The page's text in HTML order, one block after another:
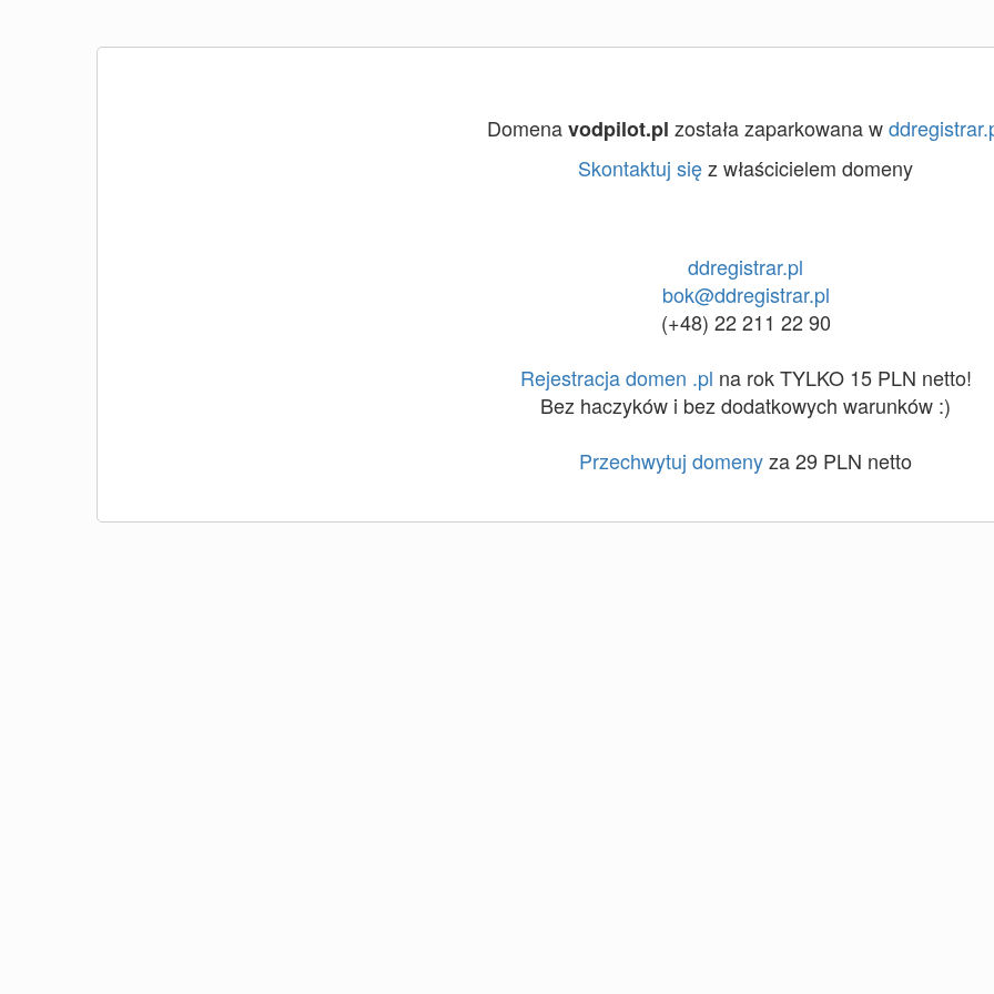
Domenavodpilot.pl została zaparkowana w
Skontaktuj sięz właścicielem domeny
ddregistrar.pl
bok@ddregistrar.pl
(+48) 22 211 22 90
Rejestracja domen .pl na rok TYLKO 15 PLN netto!
Bez haczyków i bez dodatkowych warunków :)
Przechwytuj domenyza 29 PLN netto